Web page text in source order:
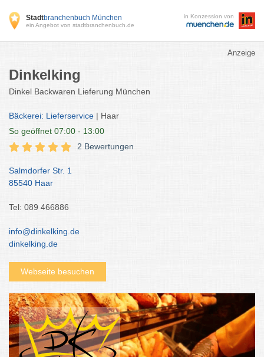
Stadtbranchenbuch München
ein Angebot von stadtbranchenbuch.de
in Konzession von
Anzeige
Dinkelking
Dinkel Backwaren Lieferung München
Bäckerei: Lieferservice | Haar
So geöffnet 07:00 - 13:00
2 Bewertungen
Salmdorfer Str. 1
85540 Haar
Tel: 089 466886
info@dinkelking.de
dinkelking.de
Webseite besuchen